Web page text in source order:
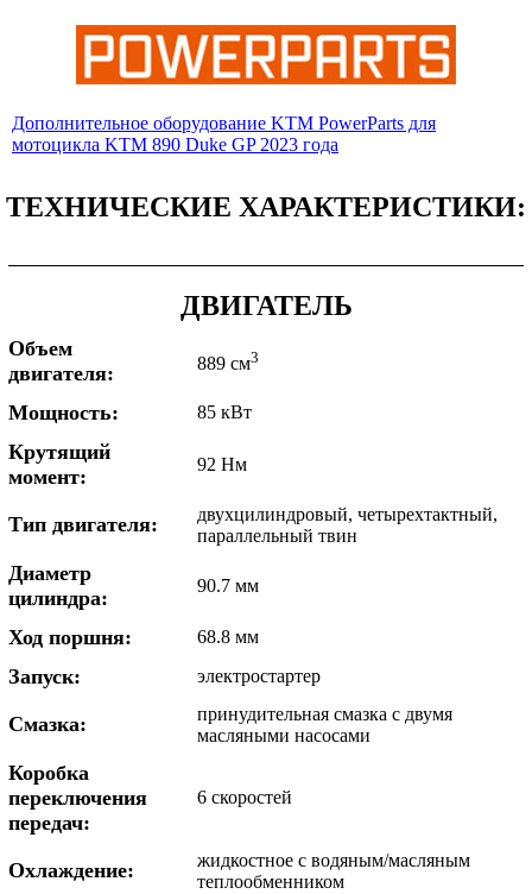
Дополнительное оборудование KTM PowerParts для
мотоцикла KTM 890 Duke GP 2023 года
ТЕХНИЧЕСКИЕ ХАРАКТЕРИСТИКИ:
ДВИГАТЕЛЬ
Объем
двигателя:
889 см3
Мощность: 85 кВт
Крутящий
момент:
92 Нм
Тип двигателя:
двухцилиндровый, четырехтактный,
параллельный твин
Диаметр
цилиндра:
90.7 мм
Ход поршня: 68.8 мм
Запуск: электростартер
Смазка:
принудительная смазка с двумя
масляными насосами
Коробка
переключения
передач:
6 скоростей
Охлаждение:
жидкостное c водяным/масляным
теплообменником